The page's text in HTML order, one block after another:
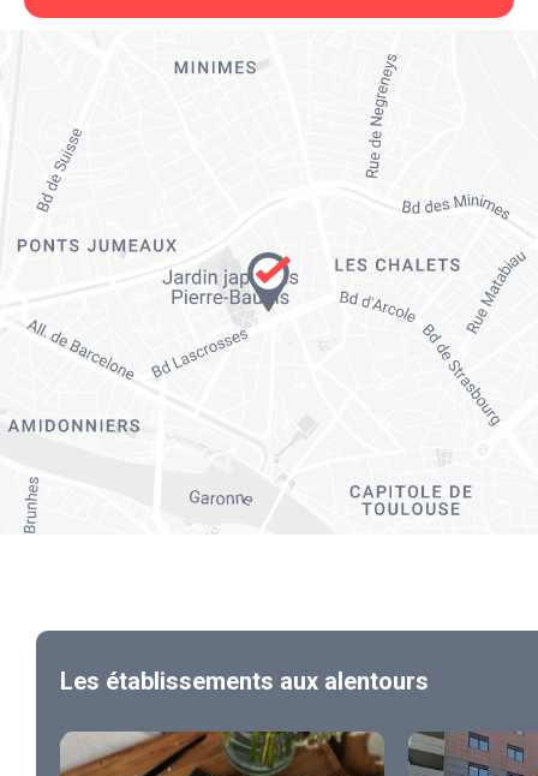
Les établissements aux alentours